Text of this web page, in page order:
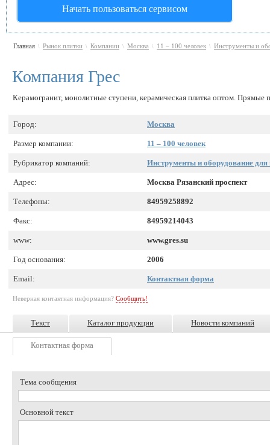
Начать пользоваться сервисом
Главная \ Рынок плитки \ Компании \ Москва \ 11 – 100 человек \ Инструменты и
Компания Грес
Керамогранит, монолитные ступени, керамическая плитка оптом. Прямые
Город: Москва
Размер компании: 11 – 100 человек
Рубрикатор компаний: Инструменты и оборудование для
Адрес: Москва Рязанский проспект
Телефоны: 84959258892
Факс: 84959214043
www: www.gres.su
Год основания: 2006
Email: Контактная форма
Неверная контактная информация? Сообщить!
Текст Каталог продукции Новости компаний
Контактная форма
Тема сообщения
Основной текст